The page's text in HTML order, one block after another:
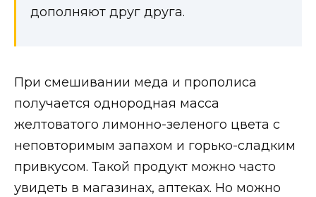
дополняют друг друга.
При смешивании меда и прополиса
получается однородная масса
желтоватого лимонно-зеленого цвета с
неповторимым запахом и горько-сладким
привкусом. Такой продукт можно часто
увидеть в магазинах, аптеках. Но можно